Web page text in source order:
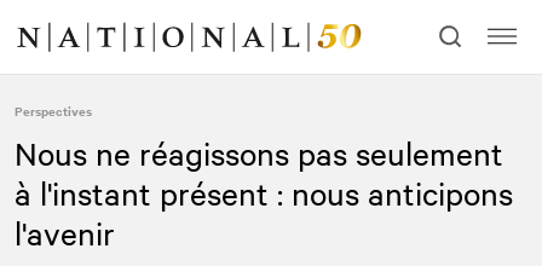
contenu
navigation
Perspectives
Nous ne réagissons pas seulement
à l'instant présent : nous anticipons
l'avenir